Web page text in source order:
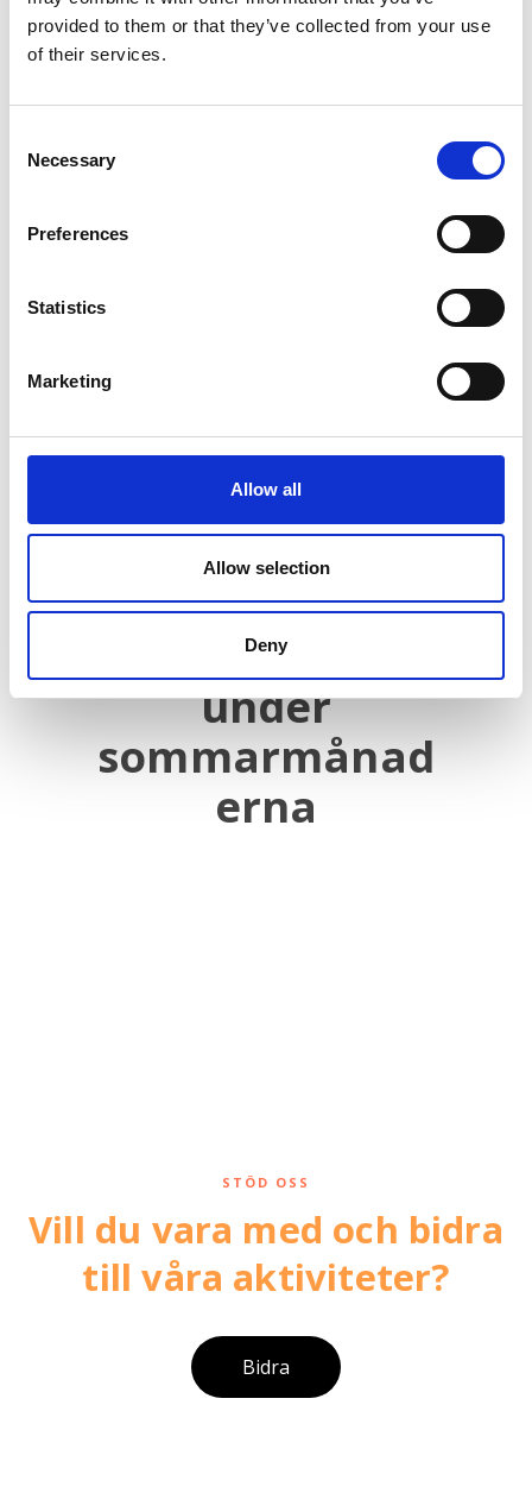
provided to them or that they’ve collected from your use
of their services.
Selection
Necessary
Preferences
Statistics
Marketing
Allow all
Allow selection
Deny
kultur- och
aktivitetshuset
Nästa
Nästa
Avvikande
öppettider
under
sommarmånad
erna
STÖD OSS
Vill du vara med och bidra
till våra aktiviteter?
Bidra